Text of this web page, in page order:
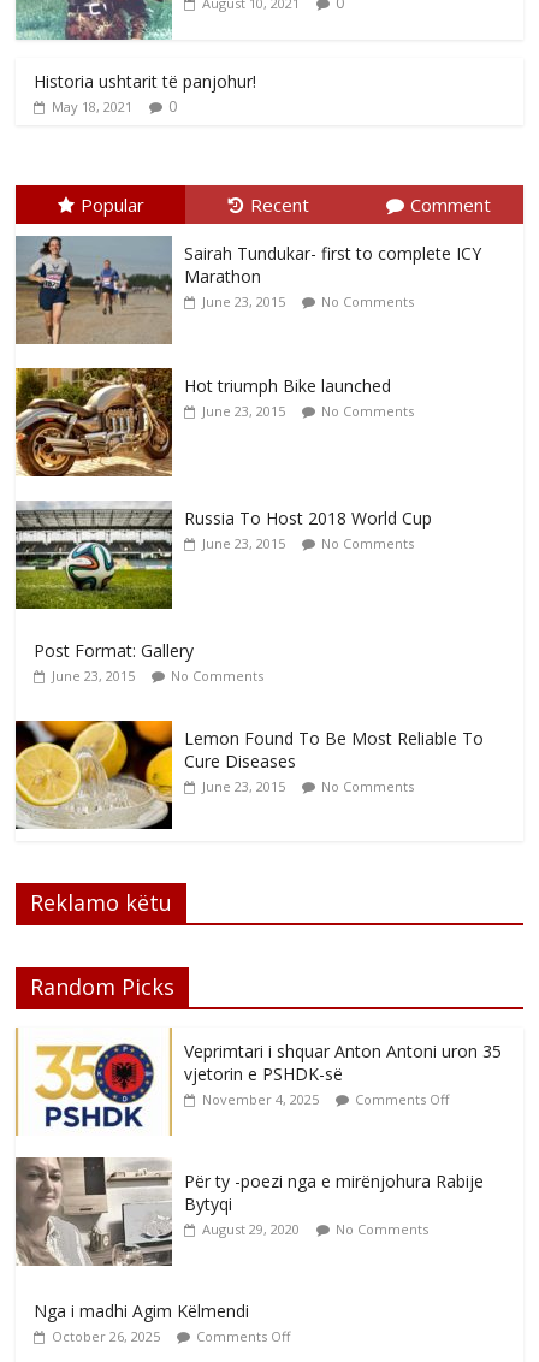
Historia ushtarit të panjohur!
May 18, 2021 0
Popular Recent Comment
Sairah Tundukar- first to complete ICY
Marathon
June 23, 2015 No Comments
Hot triumph Bike launched
June 23, 2015 No Comments
Russia To Host 2018 World Cup
June 23, 2015 No Comments
Post Format: Gallery
June 23, 2015 No Comments
Lemon Found To Be Most Reliable To
Cure Diseases
June 23, 2015 No Comments
Reklamo këtu
Random Picks
Veprimtari i shquar Anton Antoni uron 35
vjetorin e PSHDK-së
November 4, 2025 Comments Off
Për ty -poezi nga e mirënjohura Rabije
Bytyqi
August 29, 2020 No Comments
Nga i madhi Agim Këlmendi
October 26, 2025 Comments Off